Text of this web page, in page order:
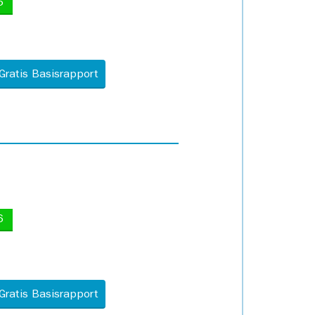
Basisrapport
Basisrapport